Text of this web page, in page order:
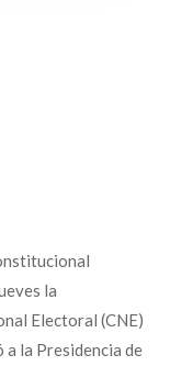
la
Electoral (CNE)
a la Presidencia de